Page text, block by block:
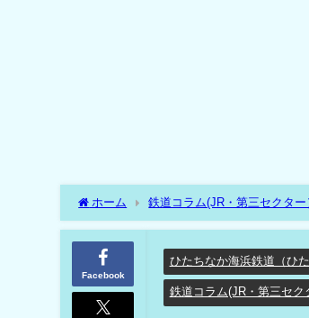
ホーム 鉄道コラム(JR・第三セクター
地道な努力??ようやく開花しつつある
Facebook
ひたちなか海浜鉄道（ひ
鉄道コラム(JR・第三セク